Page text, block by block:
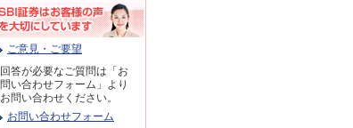
ご意見・ご要望
回答が必要なご質問は「お
問い合わせフォーム」より
お問い合わせください。
お問い合わせフォーム